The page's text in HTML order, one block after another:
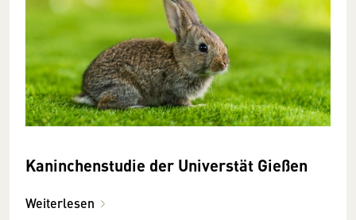
Kaninchenstudie der Universtät Gießen
Weiterlesen